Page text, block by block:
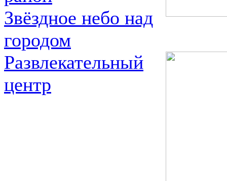
Звёздное небо над
городом
Развлекательный
центр